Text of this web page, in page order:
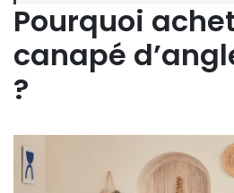
Pourquoi
canapé
?